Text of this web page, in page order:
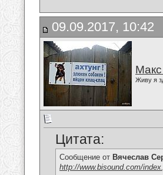
09.09.2017, 10:42
Живу я
Цитата:
Сообщение от Вячеслав
http://www.bisound.com/